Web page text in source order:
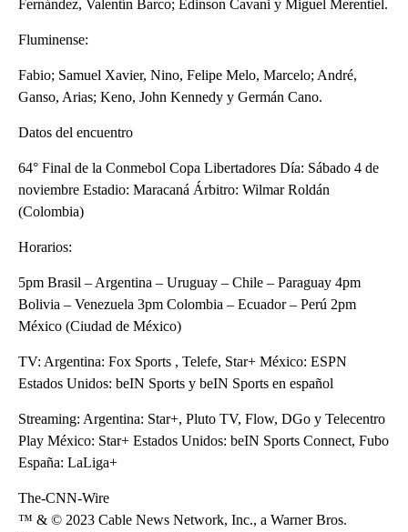
Fernández, Valentín Barco; Edinson Cavani y Miguel Merentiel.
Fluminense:
Fabio; Samuel Xavier, Nino, Felipe Melo, Marcelo; André,
Ganso, Arias; Keno, John Kennedy y Germán Cano.
Datos del encuentro
64° Final de la Conmebol Copa Libertadores Día: Sábado 4 de
noviembre Estadio: Maracaná Árbitro: Wilmar Roldán
(Colombia)
Horarios:
5pm Brasil – Argentina – Uruguay – Chile – Paraguay 4pm
Bolivia – Venezuela 3pm Colombia – Ecuador – Perú 2pm
México (Ciudad de México)
TV: Argentina: Fox Sports , Telefe, Star+ México: ESPN
Estados Unidos: beIN Sports y beIN Sports en español
Streaming: Argentina: Star+, Pluto TV, Flow, DGo y Telecentro
Play México: Star+ Estados Unidos: beIN Sports Connect, Fubo
España: LaLiga+
The-CNN-Wire
™ & © 2023 Cable News Network, Inc., a Warner Bros.